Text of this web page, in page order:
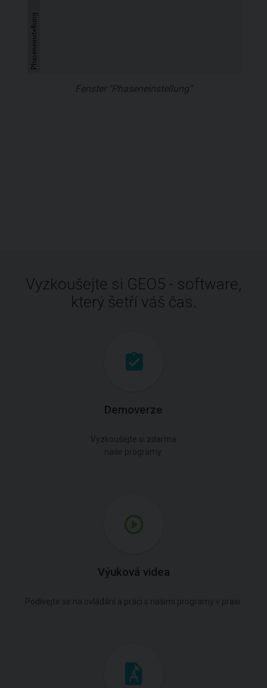
Fenster "Phaseneinstellung"
Vyzkoušejte si GEO5 - software,
který šetří váš čas.
Demoverze
Výuková videa